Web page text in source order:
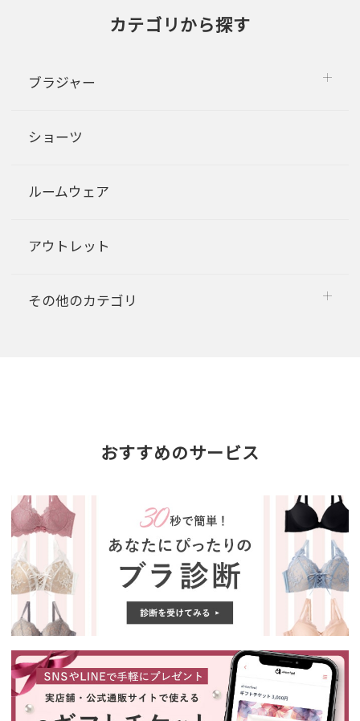
カテゴリから探す
ブラジャー
ショーツ
ルームウェア
アウトレット
その他のカテゴリ
おすすめのサービス